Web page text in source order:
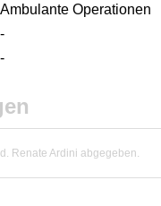
Ambulante Operationen
-
-
Renate Ardini abgegeben.